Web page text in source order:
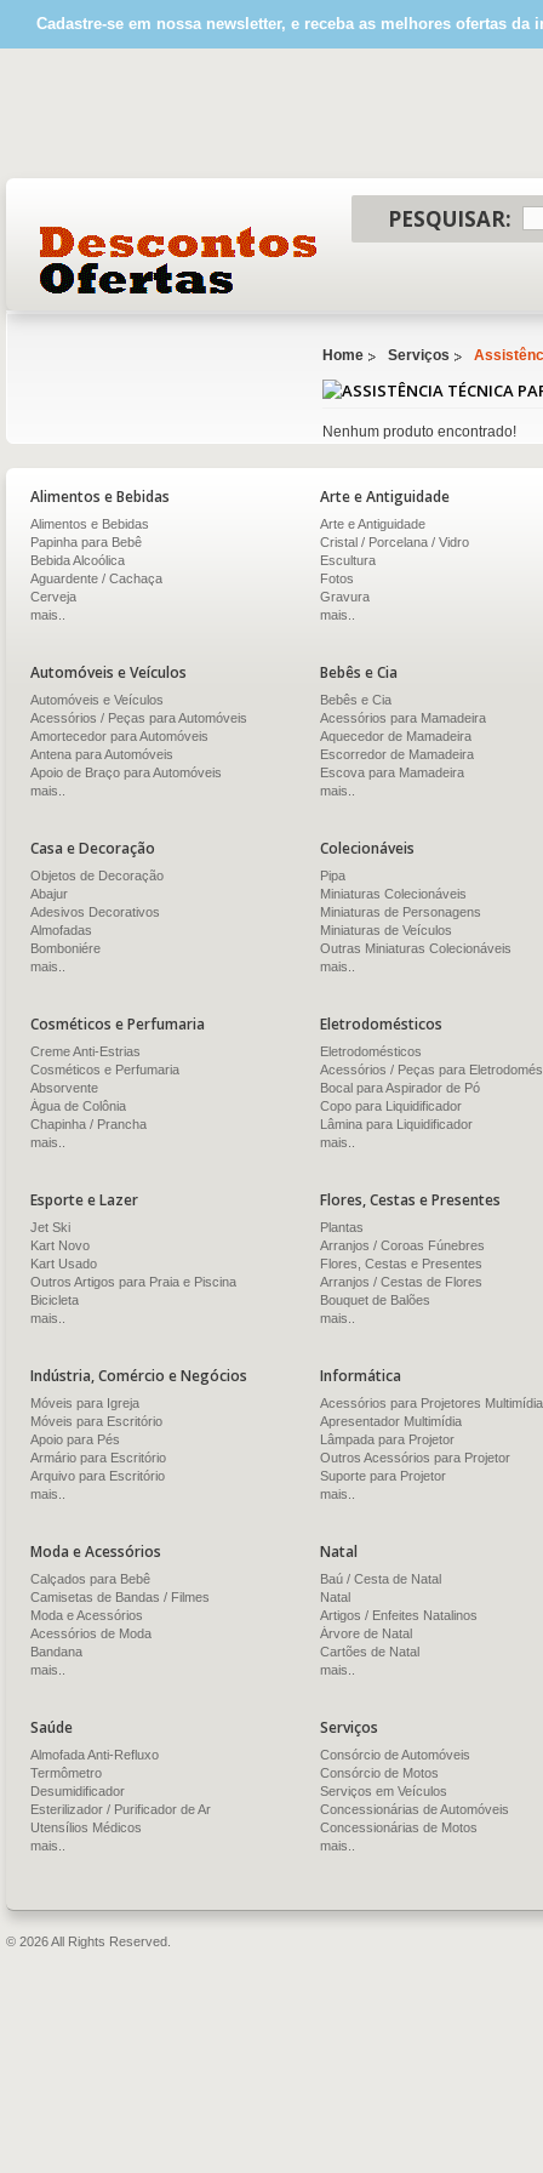
Cadastre-se em nossa newsletter, e receba as melhores ofertas da
PESQUISAR:
Home Serviços
Nenhum produto encontrado!
Alimentos e Bebidas
Alimentos e Bebidas
Papinha para Bebê
Bebida Alcoólica
Aguardente / Cachaça
Cerveja
mais..
Arte e Antiguidade
Arte e Antiguidade
Cristal / Porcelana / Vidro
Escultura
Fotos
Gravura
mais..
Automóveis e Veículos
Automóveis e Veículos
Acessórios / Peças para Automóveis
Amortecedor para Automóveis
Antena para Automóveis
Apoio de Braço para Automóveis
mais..
Bebês e Cia
Bebês e Cia
Acessórios para Mamadeira
Aquecedor de Mamadeira
Escorredor de Mamadeira
Escova para Mamadeira
mais..
Casa e Decoração
Objetos de Decoração
Abajur
Adesivos Decorativos
Almofadas
Bomboniére
mais..
Colecionáveis
Pipa
Miniaturas Colecionáveis
Miniaturas de Personagens
Miniaturas de Veículos
Outras Miniaturas Colecionáveis
mais..
Cosméticos e Perfumaria
Creme Anti-Estrias
Cosméticos e Perfumaria
Absorvente
Água de Colônia
Chapinha / Prancha
mais..
Eletrodomésticos
Eletrodomésticos
Acessórios / Peças para
Bocal para Aspirador de Pó
Copo para Liquidificador
Lâmina para Liquidificador
mais..
Esporte e Lazer
Jet Ski
Kart Novo
Kart Usado
Outros Artigos para Praia e Piscina
Bicicleta
mais..
Flores, Cestas e Presentes
Plantas
Arranjos / Coroas Fúnebres
Flores, Cestas e Presentes
Arranjos / Cestas de Flores
Bouquet de Balões
mais..
Indústria, Comércio e Negócios
Móveis para Igreja
Móveis para Escritório
Apoio para Pés
Armário para Escritório
Arquivo para Escritório
mais..
Informática
Acessórios para Projetores Multimídia
Apresentador Multimídia
Lâmpada para Projetor
Outros Acessórios para Projetor
Suporte para Projetor
mais..
Moda e Acessórios
Calçados para Bebê
Camisetas de Bandas / Filmes
Moda e Acessórios
Acessórios de Moda
Bandana
mais..
Natal
Baú / Cesta de Natal
Natal
Artigos / Enfeites Natalinos
Árvore de Natal
Cartões de Natal
mais..
Saúde
Almofada Anti-Refluxo
Termômetro
Desumidificador
Esterilizador / Purificador de Ar
Utensílios Médicos
mais..
Serviços
Consórcio de Automóveis
Consórcio de Motos
Serviços em Veículos
Concessionárias de Automóveis
Concessionárias de Motos
mais..
© 2026 All Rights Reserved.